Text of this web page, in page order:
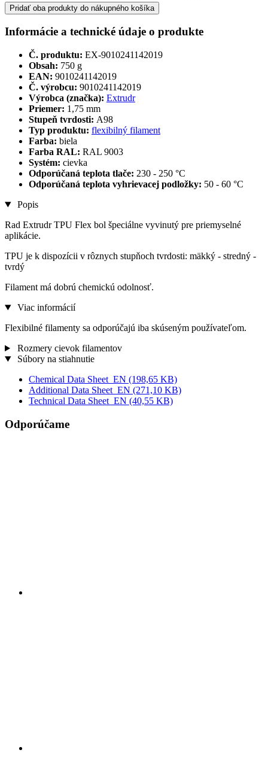
Pridať oba produkty do nákupného košíka
Informácie a technické údaje o produkte
Č. produktu: EX-9010241142019
Obsah: 750 g
EAN: 9010241142019
Č. výrobcu: 9010241142019
Výrobca (značka): Extrudr
Priemer: 1,75 mm
Stupeň tvrdosti: A98
Typ produktu: flexibilný filament
Farba: biela
Farba RAL: RAL 9003
Systém: cievka
Odporúčaná teplota tlače: 230 - 250 °C
Odporúčaná teplota vyhrievacej podložky: 50 - 60 °C
Popis
Rad Extrudr TPU Flex bol špeciálne vyvinutý pre priemyselné
aplikácie.
TPU je k dispozícii v rôznych stupňoch tvrdosti: mäkký - stredný -
tvrdý
Filament má dobrú chemickú odolnosť.
Viac informácií
Flexibilné filamenty sa odporúčajú iba skúseným používateľom.
Rozmery cievok filamentov
Súbory na stiahnutie
Chemical Data Sheet_EN (198,65 KB)
Additional Data Sheet_EN (271,10 KB)
Technical Data Sheet_EN (40,55 KB)
Odporúčame